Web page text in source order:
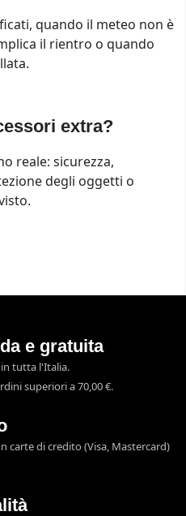
quando il meteo non è
il rientro o quando
extra?
reale: sicurezza,
degli oggetti o
e gratuita
tutta l'Italia.
superiori a 70,00 €.
carte di credito (Visa, Mastercard)